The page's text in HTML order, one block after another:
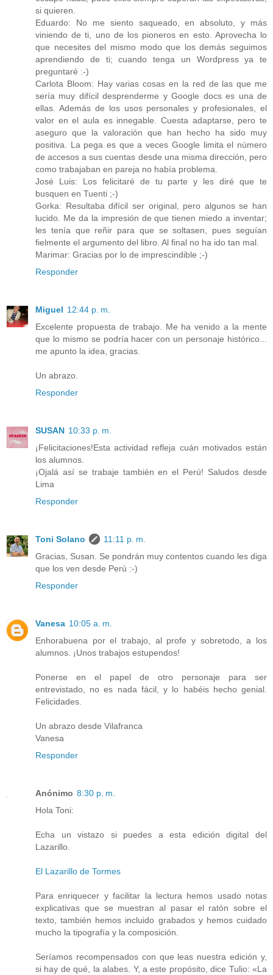
si quieren.
Eduardo: No me siento saqueado, en absoluto, y más
viniendo de ti, uno de los pioneros en esto. Aprovecha lo
que necesites del mismo modo que los demás seguimos
aprendiendo de ti; cuando tenga un Wordpress ya te
preguntaré :-)
Carlota Bloom: Hay varias cosas en la red de las que me
sería muy difícil desprenderme y Google docs es una de
ellas. Además de los usos personales y profesionales, el
valor en el aula es innegable. Cuesta adaptarse, pero te
aseguro que la valoración que han hecho ha sido muy
positiva. La pega es que a veces Google limita el número
de accesos a sus cuentas desde una misma dirección, pero
como trabajaban en pareja no había problema.
José Luis: Los felicitaré de tu parte y les diré que te
busquen en Tuenti ;-)
Gorka: Resultaba difícil ser original, pero algunos se han
lucido. Me da la impresión de que tienen miedo a inventar;
les tenía que reñir para que se soltasen, pues seguían
fielmente el argumento del libro. Al final no ha ido tan mal.
Marimar: Gracias por lo de imprescindible ;-)
Responder
Miguel 12:44 p. m.
Excelente propuesta de trabajo. Me ha venido a la mente
que lo mismo se podría hacer con un personaje histórico...
me apunto la idea, gracias.
Un abrazo.
Responder
SUSAN 10:33 p. m.
¡Felicitaciones!Esta actividad refleja cuán motivados están
los alumnos.
¡Ojalá así se trabaje también en el Perú! Saludos desde
Lima
Responder
Toni Solano
11:11 p. m.
Gracias, Susan. Se pondrán muy contentos cuando les diga
que los ven desde Perú :-)
Responder
Vanesa 10:05 a. m.
Enhorabuena por el trabajo, al profe y sobretodo, a los
alumnos. ¡Unos trabajos estupendos!
Ponerse en el papel de otro personaje para ser
entrevistado, no es nada fácil, y lo habéis hecho genial.
Felicidades.
Un abrazo desde Vilafranca
Vanesa
Responder
Anónimo 8:30 p. m.
Hola Toni:
Echa un vistazo si puedes a esta edición digital del
Lazarillo.
El Lazarillo de Tormes
Para enriquecer y facilitar la lectura hemos usado notas
explicativas que se muestran al pasar el ratón sobre el
texto, también hemos incluido grabados y hemos cuidado
mucho la tipografía y la composición.
Seríamos recompensados con que leas nuestra edición y,
si hay de qué, la alabes. Y, a este propósito, dice Tulio: «La